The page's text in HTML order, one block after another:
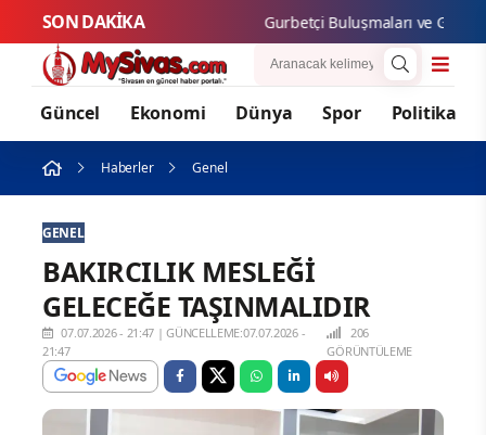
SON DAKİKA Gurbetçi Buluşmaları ve
Güncel Ekonomi Dünya Spor Politika
Haberler Genel
GENEL
BAKIRCILIK MESLEĞİ
GELECEĞE TAŞINMALIDIR
07.07.2026 - 21:47 |GÜNCELLEME:07.07.2026 -
21:47
206
GÖRÜNTÜLEME